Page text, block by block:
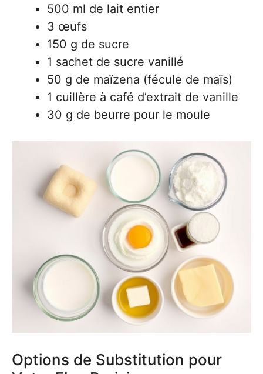
500 ml de lait entier
3 œufs
150 g de sucre
1 sachet de sucre vanillé
50 g de maïzena (fécule de maïs)
1 cuillère à café d’extrait de vanille
30 g de beurre pour le moule
Options de Substitution pour